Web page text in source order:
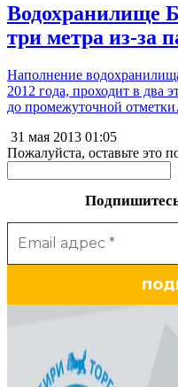
Водохранилище
три метра из-за
Наполнение
2012 года, проходит в два
до промежуточной
31 мая 2013 01:05
Пожалуйста, оставьте это